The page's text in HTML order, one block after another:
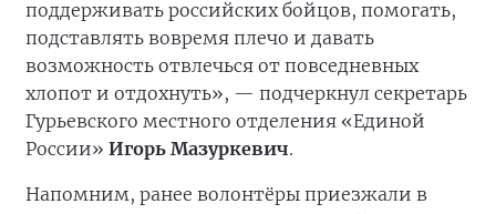
поддерживать российских бойцов, помогать,
подставлять вовремя плечо и давать
возможность отвлечься от повседневных
хлопот и отдохнуть», — подчеркнул секретарь
Гурьевского местного отделения «Единой
России» Игорь Мазуркевич.
Напомним, ранее волонтёры приезжали в